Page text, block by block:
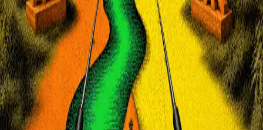
연관 태그
#agent-platform-shift 공동문서 · 연관도100 %#developer-
conference-brief공동문서 1· 연관도100% # hosted-agent-runtime
공동문서1· 연관도 100%#hosted-agents공동문서1· 연관도
100%#llm-infrastructure공동문서1· 연관도 100%#rate-limit-
expansion공동문서1· 연관도100% # spacex-colossus공동문서1
· 연관도100 % #claude-managed-agents공동문서1· 연관도
41%#developer-tools공동문서1· 연관도38% # ai-agent 공동문서
1· 연관도 16
%
Article2026년 5월 7일